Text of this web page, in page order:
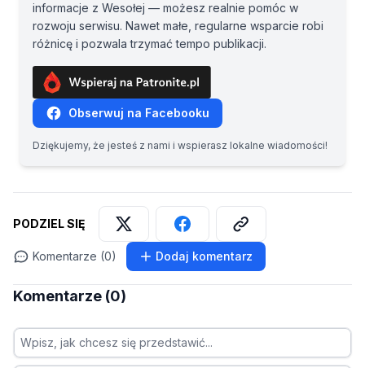
informacje z Wesołej — możesz realnie pomóc w
rozwoju serwisu. Nawet małe, regularne wsparcie robi
różnicę i pozwala trzymać tempo publikacji.
Obserwuj na Facebooku
Dziękujemy, że jesteś z nami i wspierasz lokalne wiadomości!
PODZIEL SIĘ
Komentarze (0) Dodaj komentarz
Komentarze (0)